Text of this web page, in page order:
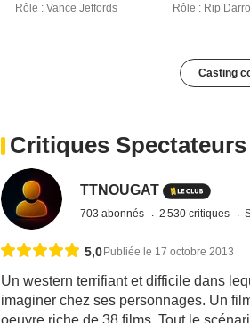
Rôle : Vance Jeffords Rôle : Rip
Casting
Critiques Spectateurs
TTNOUGAT
703 abonnés 2 530 critiques
5,0 Publiée le 17 octobre 2013
Un western terrifiant et difficile dans
imaginer chez ses personnages. Un
oeuvre riche de 38 films. Tout le